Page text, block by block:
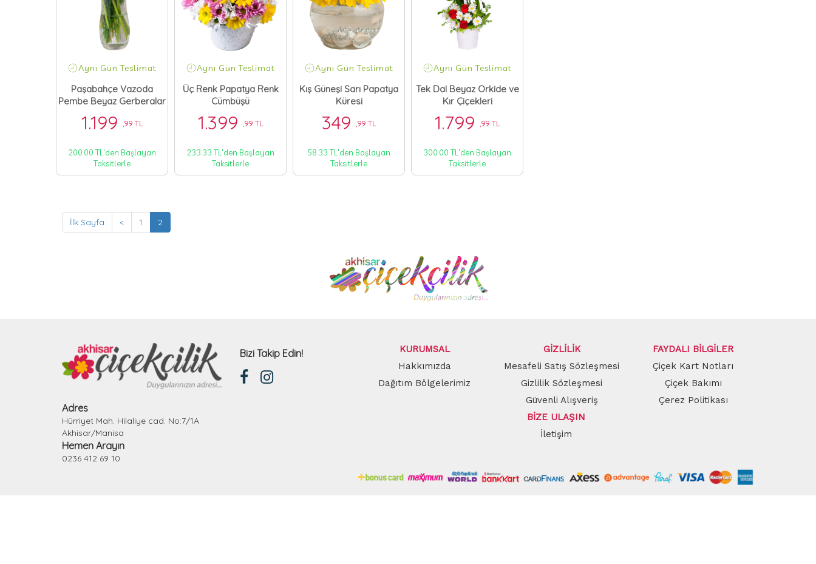
Aynı Gün Teslimat
Paşabahçe Vazoda
Pembe Beyaz Gerberalar
1.199 ,99 TL
200.00 TL'den Başlayan
Taksitlerle
Aynı Gün Teslimat
Üç Renk Papatya Renk
Cümbüşü
1.399 ,99 TL
233.33 TL'den Başlayan
Taksitlerle
Aynı Gün Teslimat
Kış Güneşi Sarı Papatya
Küresi
349 ,99 TL
58.33 TL'den Başlayan
Taksitlerle
Aynı Gün Teslimat
Tek Dal Beyaz Orkide ve
Kır Çiçekleri
1.799 ,99 TL
300.00 TL'den Başlayan
Taksitlerle
İlk Sayfa < 1 2
Adres
Hürriyet Mah. Hilaliye cad. No:7/1A
Akhisar/Manisa
Hemen Arayın
0236 412 69 10
Bizi Takip Edin!
KURUMSAL
Hakkımızda
Dağıtım Bölgelerimiz
GİZLİLİK
Mesafeli Satış Sözleşmesi
Gizlilik Sözleşmesi
Güvenli Alışveriş
FAYDALI BİLGİLER
Çiçek Kart Notları
Çiçek Bakımı
Çerez Politikası
BİZE ULAŞIN
İletişim